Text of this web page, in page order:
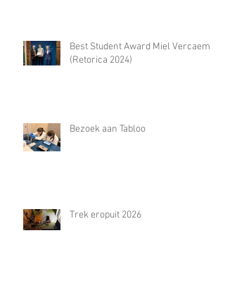
Best Student Award Miel Vercaemst
(Retorica 2024)
Bezoek aan Tabloo
Trek eropuit 2026